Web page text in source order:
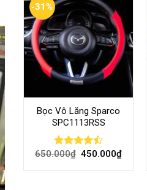
-31%
Bọc Vô Lăng Sparco
SPC1113RSS
Rated
650.000₫ 450.000₫